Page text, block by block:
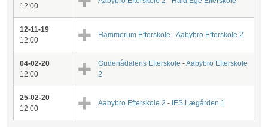
12:00
12-11-19
12:00
Hammerum Efterskole -Aabybro Efterskole 2
04-02-20
12:00
Gudenådalens Efterskole -Aabybro Efterskole
2
25-02-20
12:00
Aabybro Efterskole 2 - IES Lægården 1